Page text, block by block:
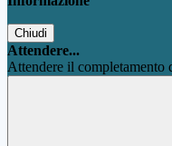
Chiudi
Attendere...
Attendere il completamento